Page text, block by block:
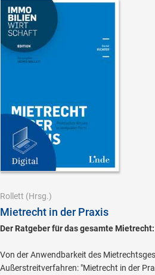
Rollett (Hrsg.)
Mietrecht in der Praxis
Der Ratgeber für das gesamte
Von der Anwendbarkeit des
Außerstreitverfahren: "Mietrecht in der